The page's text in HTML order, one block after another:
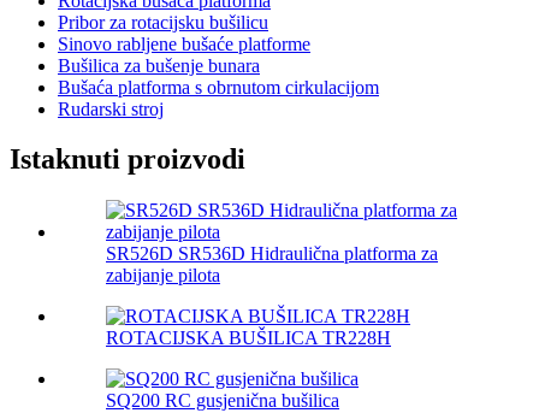
Pribor za rotacijsku bušilicu
Sinovo rabljene bušaće platforme
Bušilica za bušenje bunara
Bušaća platforma s obrnutom cirkulacijom
Rudarski stroj
Istaknuti proizvodi
SR526D SR536D Hidraulična platforma za
zabijanje pilota
ROTACIJSKA BUŠILICA TR228H
SQ200 RC gusjenična bušilica